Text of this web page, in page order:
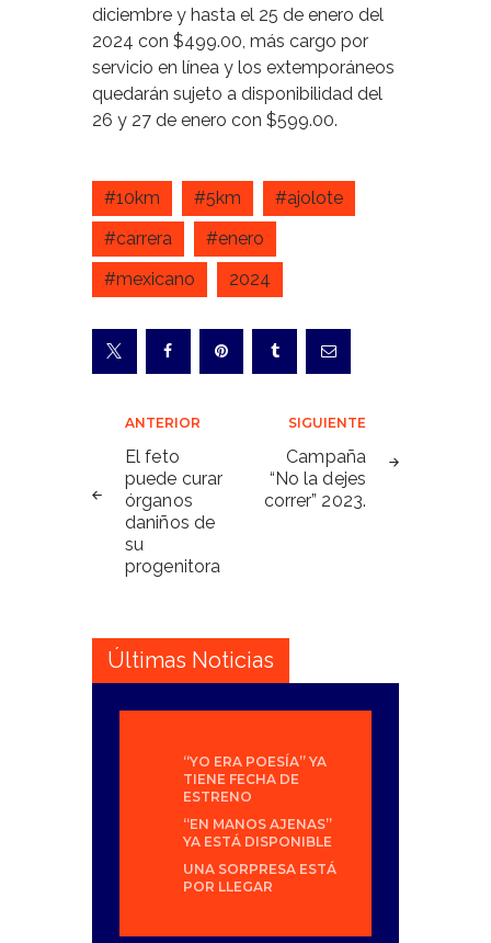
diciembre y hasta el 25 de enero del
2024 con $499.00, más cargo por
servicio en línea y los extemporáneos
quedarán sujeto a disponibilidad del
26 y 27 de enero con $599.00.
#10km #5km
#ajolote
#carrera
#enero
#mexicano
2024
Navegación
de
entradas
ANTERIOR
El feto
puede curar
órganos
daniños de
su
progenitora
SIGUIENTE
Campaña
“No la dejes
correr” 2023.
Últimas Noticias
“YO ERA POESÍA” YA
TIENE FECHA DE
ESTRENO
“EN MANOS AJENAS”
YA ESTÁ DISPONIBLE
UNA SORPRESA ESTÁ
POR LLEGAR